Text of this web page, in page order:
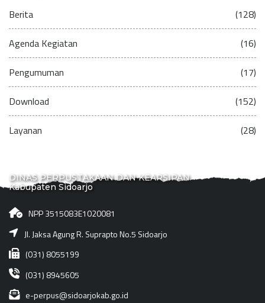
Berita (128)
Agenda Kegiatan (16)
Pengumuman (17)
Download (152)
Layanan (28)
DINAS PERPUSTAKAAN DAN KEARSIPAN
Kabupaten Sidoarjo
NPP 3515083E1020081
Jl. Jaksa Agung R. Suprapto No.5 Sidoarjo
(031) 8055199
(031) 8945605
e-perpus@sidoarjokab.go.id